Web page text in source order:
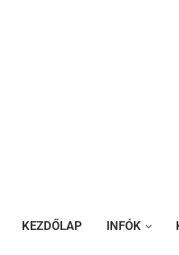
KEZDŐLAP INFÓK